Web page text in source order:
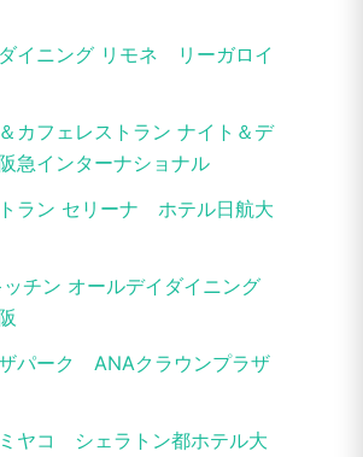
イニング リモネ リーガロイ
カフェレストラン ナイト＆デ
急インターナショナル
ラン セリーナ ホテル日航大
ッチン オールデイダイニング
パーク ANAクラウンプラザ
ミヤコ シェラトン都ホテル大